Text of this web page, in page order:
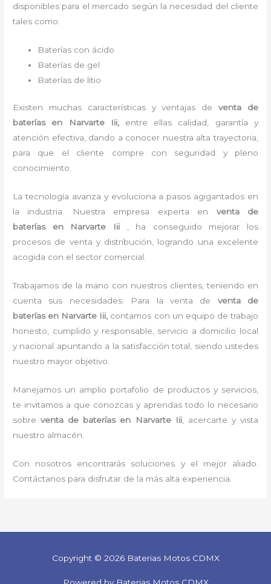
disponibles para el mercado según la necesidad del cliente
tales como:
Baterías con ácido
Baterías de gel
Baterías de litio
Existen muchas características y ventajas deventa de
baterías
en Narvarte Iii,entre ellas calidad, garantía y
atención efectiva, dando a conocer nuestra alta trayectoria,
para que el cliente compre con seguridad y pleno
conocimiento.
La tecnología avanza y evoluciona a pasos agigantados en
la industria. Nuestra empresa experta en venta de
bateríasen Narvarte Iii
, ha conseguido mejorar los
procesos de venta y distribución, logrando una excelente
acogida con el sector comercial.
Trabajamos de la mano con nuestros clientes, teniendo en
cuenta sus necesidades. Para la venta de venta de
bateríasen Narvarte Iii, contamos con un equipo de trabajo
honesto, cumplido y responsable, servicio a domicilio local
y nacional apuntando a la satisfacción total, siendo ustedes
nuestro mayor objetivo.
Manejamos un amplio portafolio de productos y servicios,
te invitamos a que conozcas y aprendas todo lo necesario
sobreventa de baterías en Narvarte Iii, acercarte y vista
nuestro almacén.
Con nosotros encontrarás soluciones y el mejor aliado.
Contáctanos para disfrutar de la más alta experiencia.
Copyright © 2026 Baterias Motos CDMX